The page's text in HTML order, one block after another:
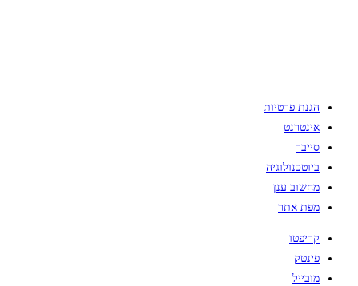
הגנת פרטיות
אינטרנט
סייבר
ביוטכנולוגיה
מחשוב ענן
מפת אתר
קריפטו
פינטק
מובייל